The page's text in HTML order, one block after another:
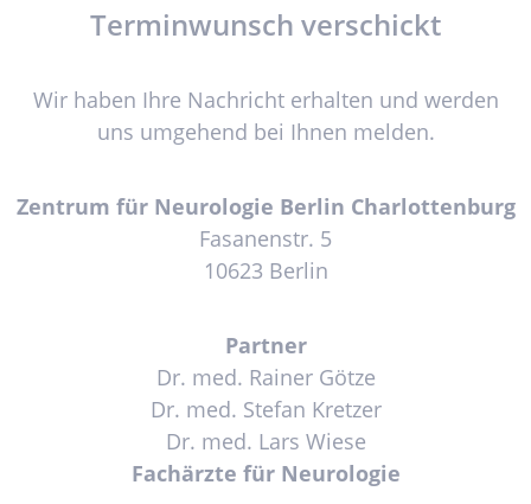
Terminwunsch verschickt
Wir haben Ihre Nachricht erhalten und werden
uns umgehend bei Ihnen melden.
Zentrum für Neurologie Berlin Charlottenburg
Fasanenstr. 5
10623 Berlin
Partner
Dr. med. Rainer Götze
Dr. med. Stefan Kretzer
Dr. med. Lars Wiese
Fachärzte für Neurologie